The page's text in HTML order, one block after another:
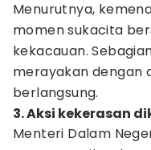
Menurutnya,
momen sukacita
kekacauan.
merayakan dengan
berlangsung.
3. Aksi kekerasan
Menteri Dalam